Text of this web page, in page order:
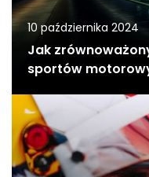
10 października 2024
Jak
sportów